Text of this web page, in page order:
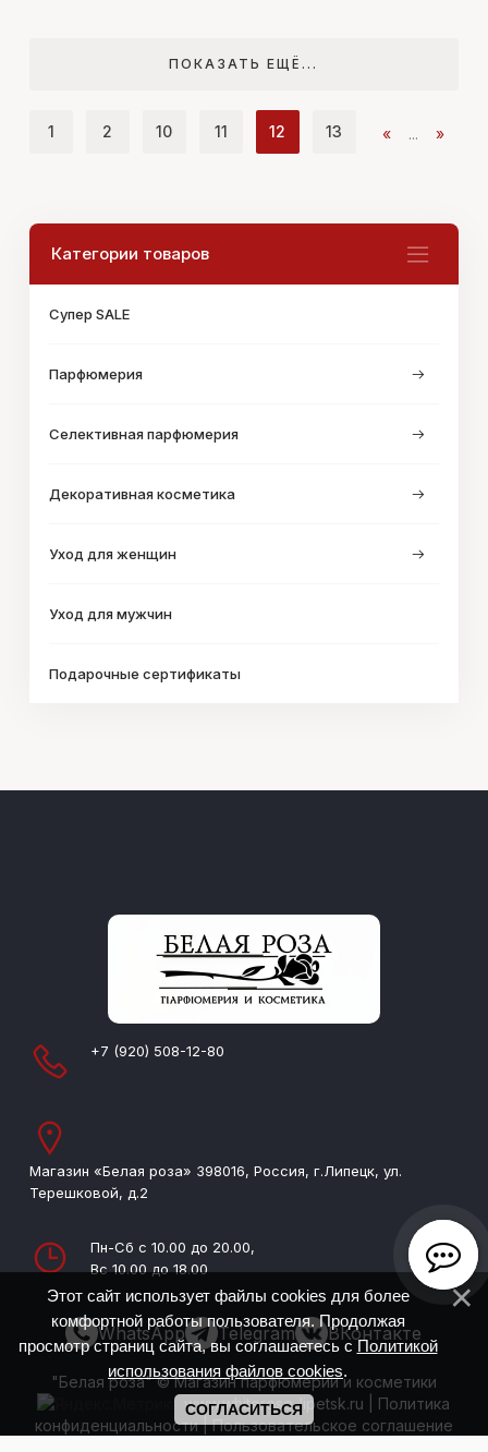
ПОКАЗАТЬ ЕЩЁ...
«
1 2 ...
10 11 12 13 »
Категории товаров
Супер SALE
Парфюмерия
Селективная парфюмерия
Декоративная косметика
Уход для женщин
Уход для мужчин
Подарочные сертификаты
+7 (920) 508-12-80
Магазин «Белая роза» 398016, Россия, г.Липецк, ул.
Терешковой, д.2
Пн-Сб с 10.00 до 20.00,
Вс 10.00 до 18.00
WhatsApp Telegram ВКонтакте
"Белая роза" © Магазин парфюмерии и косметики
www.whiterose-lipetsk.ru
Политика
конфиденциальности|Пользовательское соглашение
Этот сайт использует файлы cookies для более
комфортной работы пользователя. Продолжая
просмотр страниц сайта, вы соглашаетесь сПолитикой
использования файлов cookies.
СОГЛАСИТЬСЯ